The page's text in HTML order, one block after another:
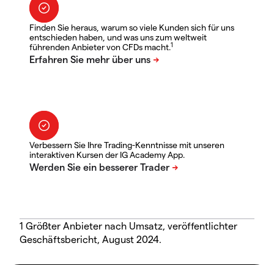
Finden Sie heraus, warum so viele Kunden sich für uns
entschieden haben, und was uns zum weltweit
führenden Anbieter von CFDs macht.1
Verbessern Sie Ihre Trading-Kenntnisse mit unseren
interaktiven Kursen der IG Academy App.
1 Größter Anbieter nach Umsatz, veröffentlichter
Geschäftsbericht, August 2024.